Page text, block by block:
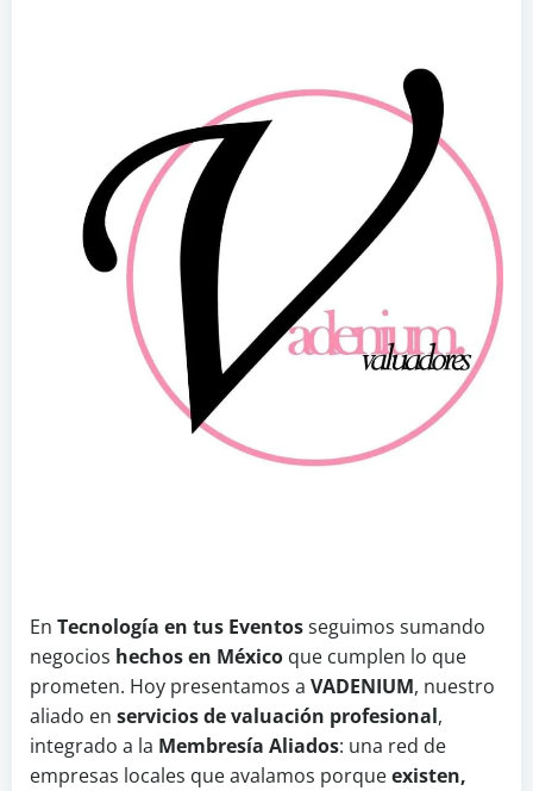
En Tecnología en tus Eventosseguimos sumando
negocios hechos en México que cumplen lo que
prometen. Hoy presentamos a VADENIUM, nuestro
aliado en servicios de valuación profesional,
integrado a la Membresía Aliados: una red de
empresas locales que avalamos porqueexisten,